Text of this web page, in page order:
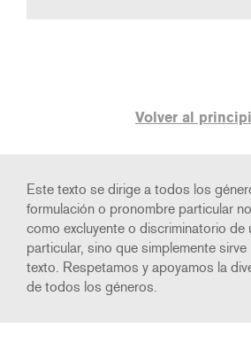
Volver al
Este texto se dirige a todos los
formulación o pronombre particular
como excluyente o discriminatorio de
particular, sino que simplemente
texto. Respetamos y apoyamos la
de todos los géneros.